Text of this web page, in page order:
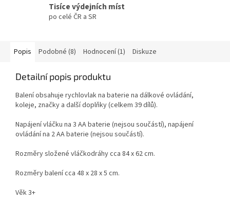
Tisíce výdejních míst
po celé ČR a SR
Popis Podobné (8) Hodnocení (1) Diskuze
Detailní popis produktu
Balení obsahuje rychlovlak na baterie na dálkové ovládání,
koleje, značky a další doplňky (celkem 39 dílů).
Napájení vláčku na 3 AA baterie (nejsou součástí), napájení
ovládání na 2 AA baterie (nejsou součástí).
Rozměry složené vláčkodráhy cca 84 x 62 cm.
Rozměry balení cca 48 x 28 x 5 cm.
Věk 3+